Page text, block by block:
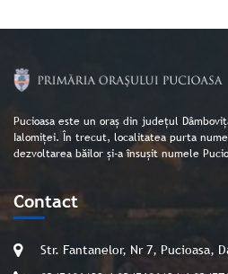
Pucioasa este un oraș din județul
Ialomiței. În trecut, localitatea purta
dezvoltarea băilor și-a însușit numele
Contact
Str. Fantanelor, Nr 7, Pucioasa,